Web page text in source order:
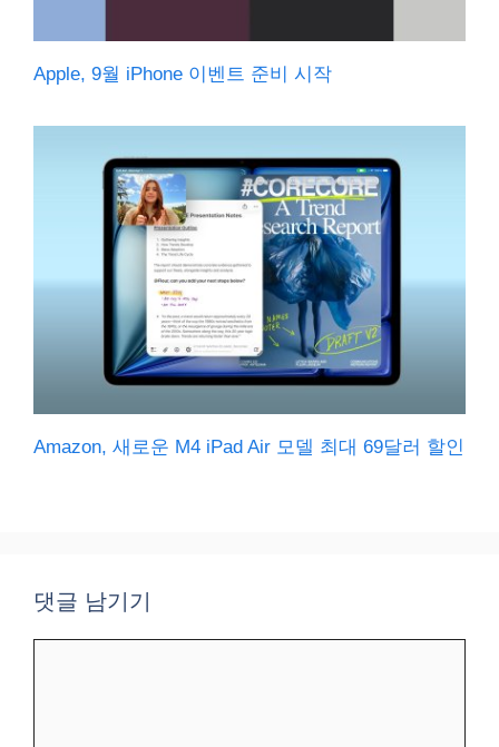
Apple, 9월 iPhone 이벤트 준비 시작
Amazon, 새로운 M4 iPad Air 모델 최대 69달러 할인
댓글 남기기